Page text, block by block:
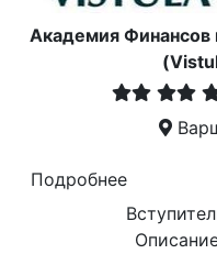
Академия Финансов
Подробнее